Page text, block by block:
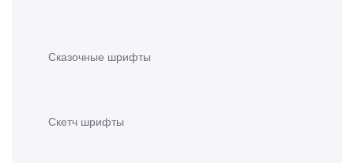
Сказочные шрифты
Скетч шрифты